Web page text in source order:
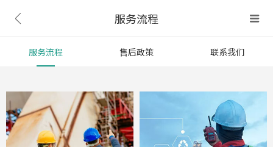
 服务流程 
服务流程 售后政策 联系我们